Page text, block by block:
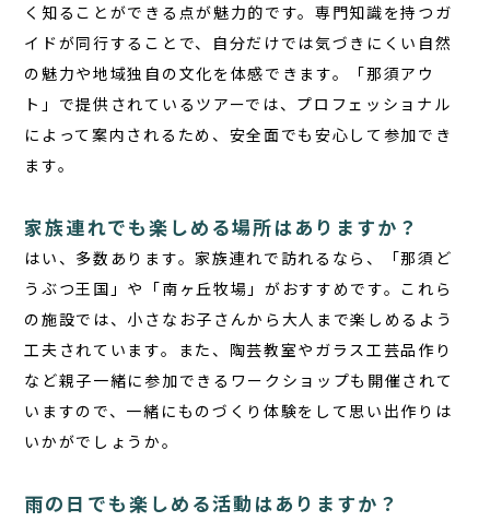
く知ることができる点が魅力的です。専門知識を持つガ
イドが同行することで、自分だけでは気づきにくい自然
の魅力や地域独自の文化を体感できます。「那須アウ
ト」で提供されているツアーでは、プロフェッショナル
によって案内されるため、安全面でも安心して参加でき
ます。
家族連れでも楽しめる場所はありますか？
はい、多数あります。家族連れで訪れるなら、「那須ど
うぶつ王国」や「南ヶ丘牧場」がおすすめです。これら
の施設では、小さなお子さんから大人まで楽しめるよう
工夫されています。また、陶芸教室やガラス工芸品作り
など親子一緒に参加できるワークショップも開催されて
いますので、一緒にものづくり体験をして思い出作りは
いかがでしょうか。
雨の日でも楽しめる活動はありますか？